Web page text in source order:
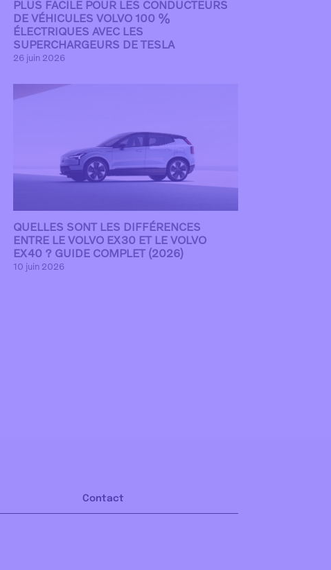
PLUS FACILE POUR LES CONDUCTEURS
DE VÉHICULES VOLVO 100 %
ÉLECTRIQUES AVEC LES
SUPERCHARGEURS DE TESLA
26 juin 2026
QUELLES SONT LES DIFFÉRENCES
ENTRE LE VOLVO EX30 ET LE VOLVO
EX40 ? GUIDE COMPLET (2026)
10 juin 2026
Contact